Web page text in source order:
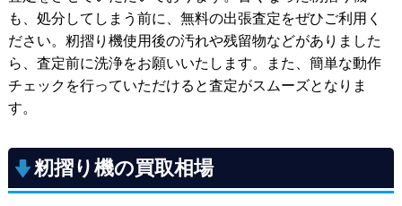
も、処分してしまう前に、無料の出張査定をぜひご利用く
ださい。籾摺り機使用後の汚れや残留物などがありました
ら、査定前に洗浄をお願いいたします。また、簡単な動作
チェックを行っていただけると査定がスムーズとなりま
す。
籾摺り機の買取相場